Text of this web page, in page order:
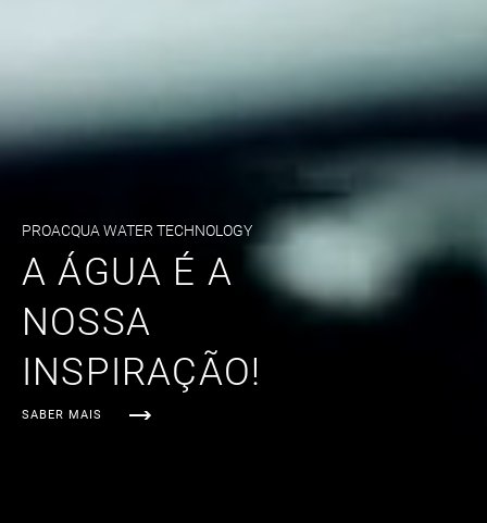
PROACQUA WATER TECHNOLOGY
A ÁGUA É A
NOSSA
INSPIRAÇÃO!
SABER MAIS